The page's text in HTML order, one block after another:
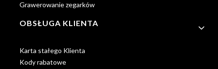
Grawerowanie zegarków
OBSŁUGA KLIENTA
Karta stałego Klienta
Kody rabatowe